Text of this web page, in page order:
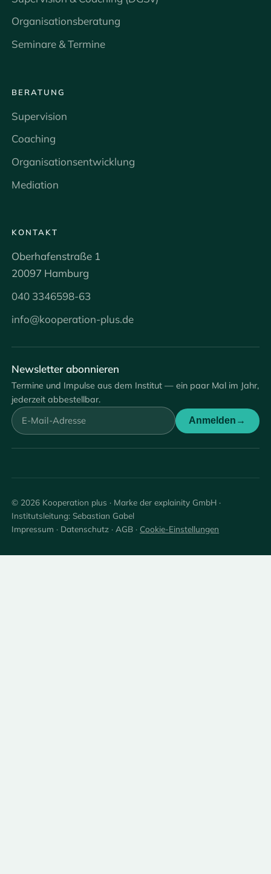
Organisationsberatung
Seminare & Termine
BERATUNG
Supervision
Coaching
Organisationsentwicklung
Mediation
KONTAKT
Oberhafenstraße 1
20097 Hamburg
040 3346598-63
info@kooperation-plus.de
Newsletter abonnieren
Termine und Impulse aus dem Institut — ein paar Mal im Jahr,
jederzeit abbestellbar.
Anmelden →
© 2026 Kooperation plus · Marke der explainity GmbH ·
Institutsleitung: Sebastian Gabel
Impressum · Datenschutz · AGB · Cookie-Einstellungen